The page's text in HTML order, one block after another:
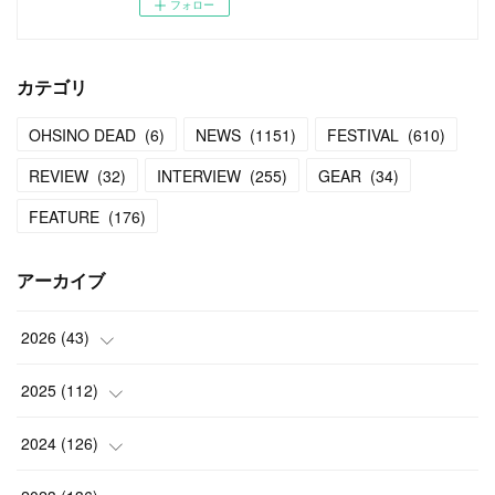
フォロー
カテゴリ
OHSINO DEAD (6) NEWS (1151) FESTIVAL (610)
REVIEW (32) INTERVIEW (255) GEAR (34)
FEATURE (176)
アーカイブ
2026 (43)
( 2)
(3)
(5)
2025 (112)
(7)
2024 (126)